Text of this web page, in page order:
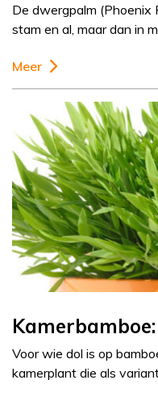
De dwergpalm (Phoenix
stam en al, maar dan in
Meer
Voor wie dol is op
kamerplant die als